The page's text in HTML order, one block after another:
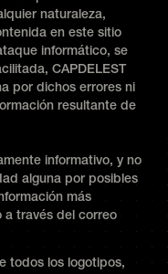
naturaleza,
en este sitio
informático, se
CAPDELEST
por dichos errores ni
resultante de
informativo, y no
alguna por posibles
más
a través del correo
todos los logotipos,